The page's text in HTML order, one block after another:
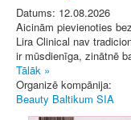
Datums: 12.08.2026
Aicinām pievienoties
Lira Clinical nav
ir mūsdienīga, zinātnē
Tālāk »
Organizē kompānija:
Beauty Baltikum SIA